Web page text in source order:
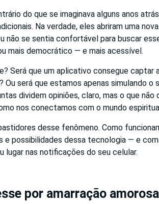
do que se imaginava alguns anos
Na verdade, eles abriram uma
não se sentia confortável para buscar
mais democrático — e mais acessível.
Será que um aplicativo consegue captar
será que estamos apenas simulando o
dividem opiniões, claro, mas o que não
nos conectamos com o mundo
desse fenômeno. Como
e possibilidades dessa tecnologia — e
lugar nas notificações do seu celular.
por amarração amorosa